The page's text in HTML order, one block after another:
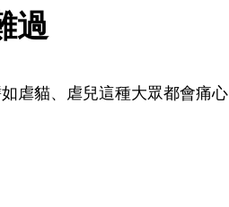
過
虐貓、虐兒這種大眾都會痛心